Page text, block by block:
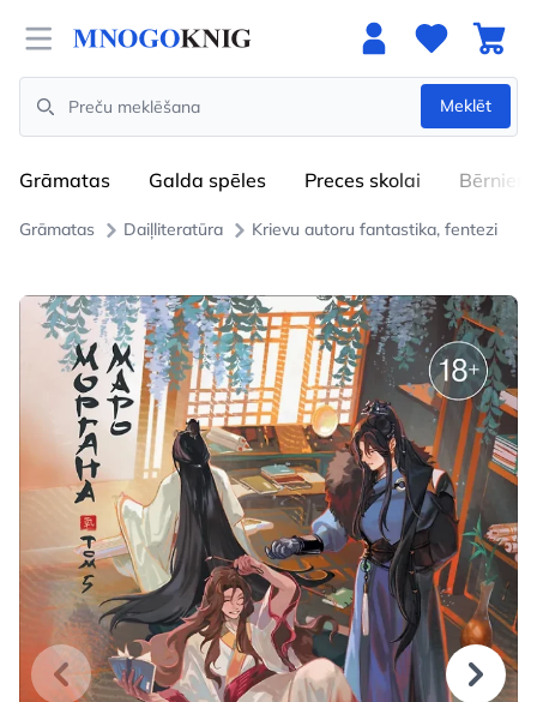
Open menu
Search
Meklēt
Grāmatas Galda spēles Preces skolai Bērniem
Grāmatas Daiļliteratūra Krievu autoru fantastika, fentezi